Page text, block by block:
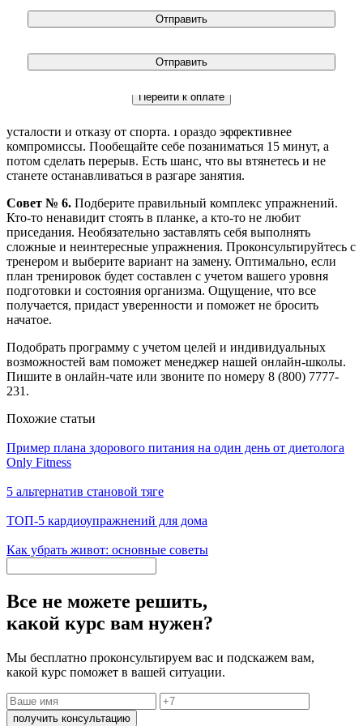
Совет № 4.
Наденьте спортивную одежду и обувь. Почему это
важно для здоровья, мы уже рассказывали. Однако с
помогает. Во-первых, после переодевания вы вряд ли
вернетесь к домашним делам. А во-вторых, спортивная
усталости и отказу от спорта. Гораздо эффективнее
компромиссы. Пообещайте себе позаниматься 15 минут, а
потом сделать перерыв. Есть шанс, что вы втянетесь и не
станете останавливаться в разгаре занятия.
Совет № 6. Подберите правильный комплекс упражнений.
Кто-то ненавидит стоять в планке, а кто-то не любит
приседания. Необязательно заставлять себя выполнять
сложные и неинтересные упражнения. Проконсультируйтесь с
тренером и выберите вариант на замену. Оптимально, если
план тренировок будет составлен с учетом вашего уровня
подготовки и состояния организма. Ощущение, что все
получается, придаст уверенности и поможет не бросить
начатое.
Подобрать программу с учетом целей и индивидуальных
возможностей вам поможет менеджер нашей онлайн-школы.
Пишите в онлайн-чате или звоните по номеру 8 (800) 7777-
231.
Похожие статьи
Пример плана здорового питания на один день от диетолога
Only Fitness
5 альтернатив становой тяге
ТОП-5 кардиоупражнений для дома
Как убрать живот: основные советы
Все не можете решить,
какой курс вам нужен?
Мы бесплатно проконсультируем вас и подскажем вам,
какой курс поможет в вашей ситуации.
данных в соотвествии с политикой
конфиденцальности
Принимаю условиядоговора оферты